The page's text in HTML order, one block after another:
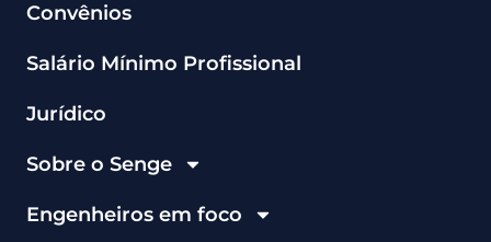
Convênios
Salário Mínimo Profissional
Jurídico
Sobre o Senge
Engenheiros em foco